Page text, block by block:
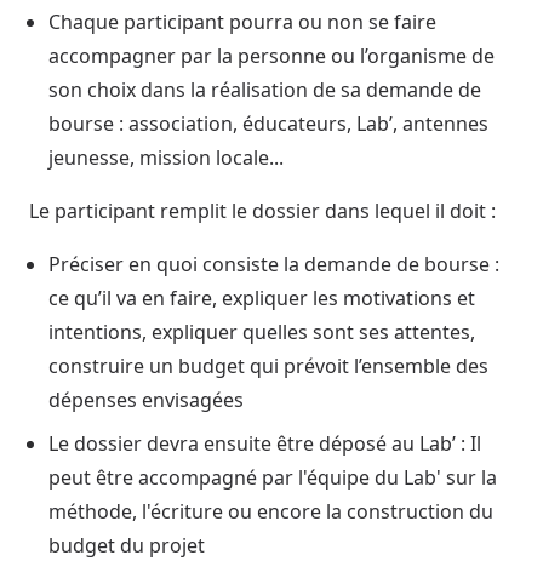
Chaque participant pourra ou non se faire
accompagner par la personne ou l’organisme de
son choix dans la réalisation de sa demande de
bourse : association, éducateurs, Lab’, antennes
jeunesse, mission locale...
Le participant remplit le dossier dans lequel il doit :
Préciser en quoi consiste la demande de bourse :
ce qu’il va en faire, expliquer les motivations et
intentions, expliquer quelles sont ses attentes,
construire un budget qui prévoit l’ensemble des
dépenses envisagées
Le dossier devra ensuite être déposé au Lab’ : Il
peut être accompagné par l'équipe du Lab' sur la
méthode, l'écriture ou encore la construction du
budget du projet